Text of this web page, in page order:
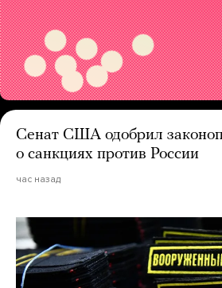
Сенат США одобрил
о санкциях против России
час назад